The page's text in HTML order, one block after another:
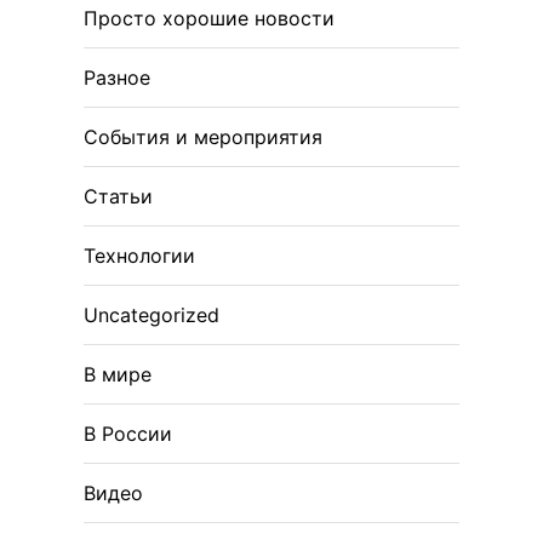
Просто хорошие новости
Разное
События и мероприятия
Статьи
Технологии
Uncategorized
В мире
В России
Видео